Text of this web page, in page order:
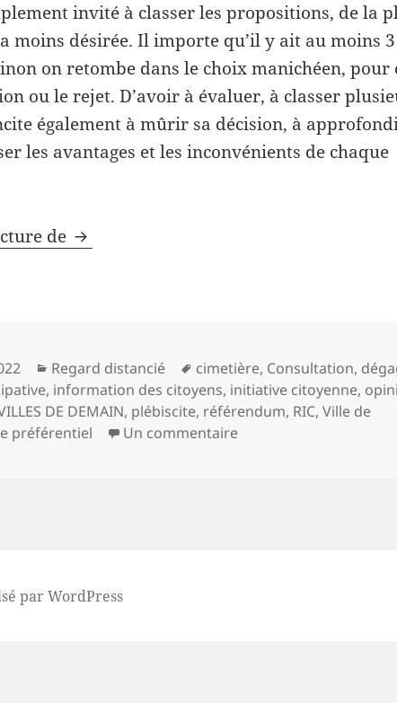
invité à classer les propositions, de la
moins désirée. Il importe qu’il y ait au moins 3
on retombe dans le choix manichéen, pour
ou le rejet. D’avoir à évaluer, à classer
également à mûrir sa décision, à
les avantages et les inconvénients de chaque
de Consultation cimetière : un bel exercice
Catégories
Regard distancié
Mots-
clés
cimetière, Consultation,
, information des citoyens, initiative citoyenne,
DE DEMAIN, plébiscite, référendum, RIC,Ville de
préférentiel Un commentairesur Consultation
par WordPress